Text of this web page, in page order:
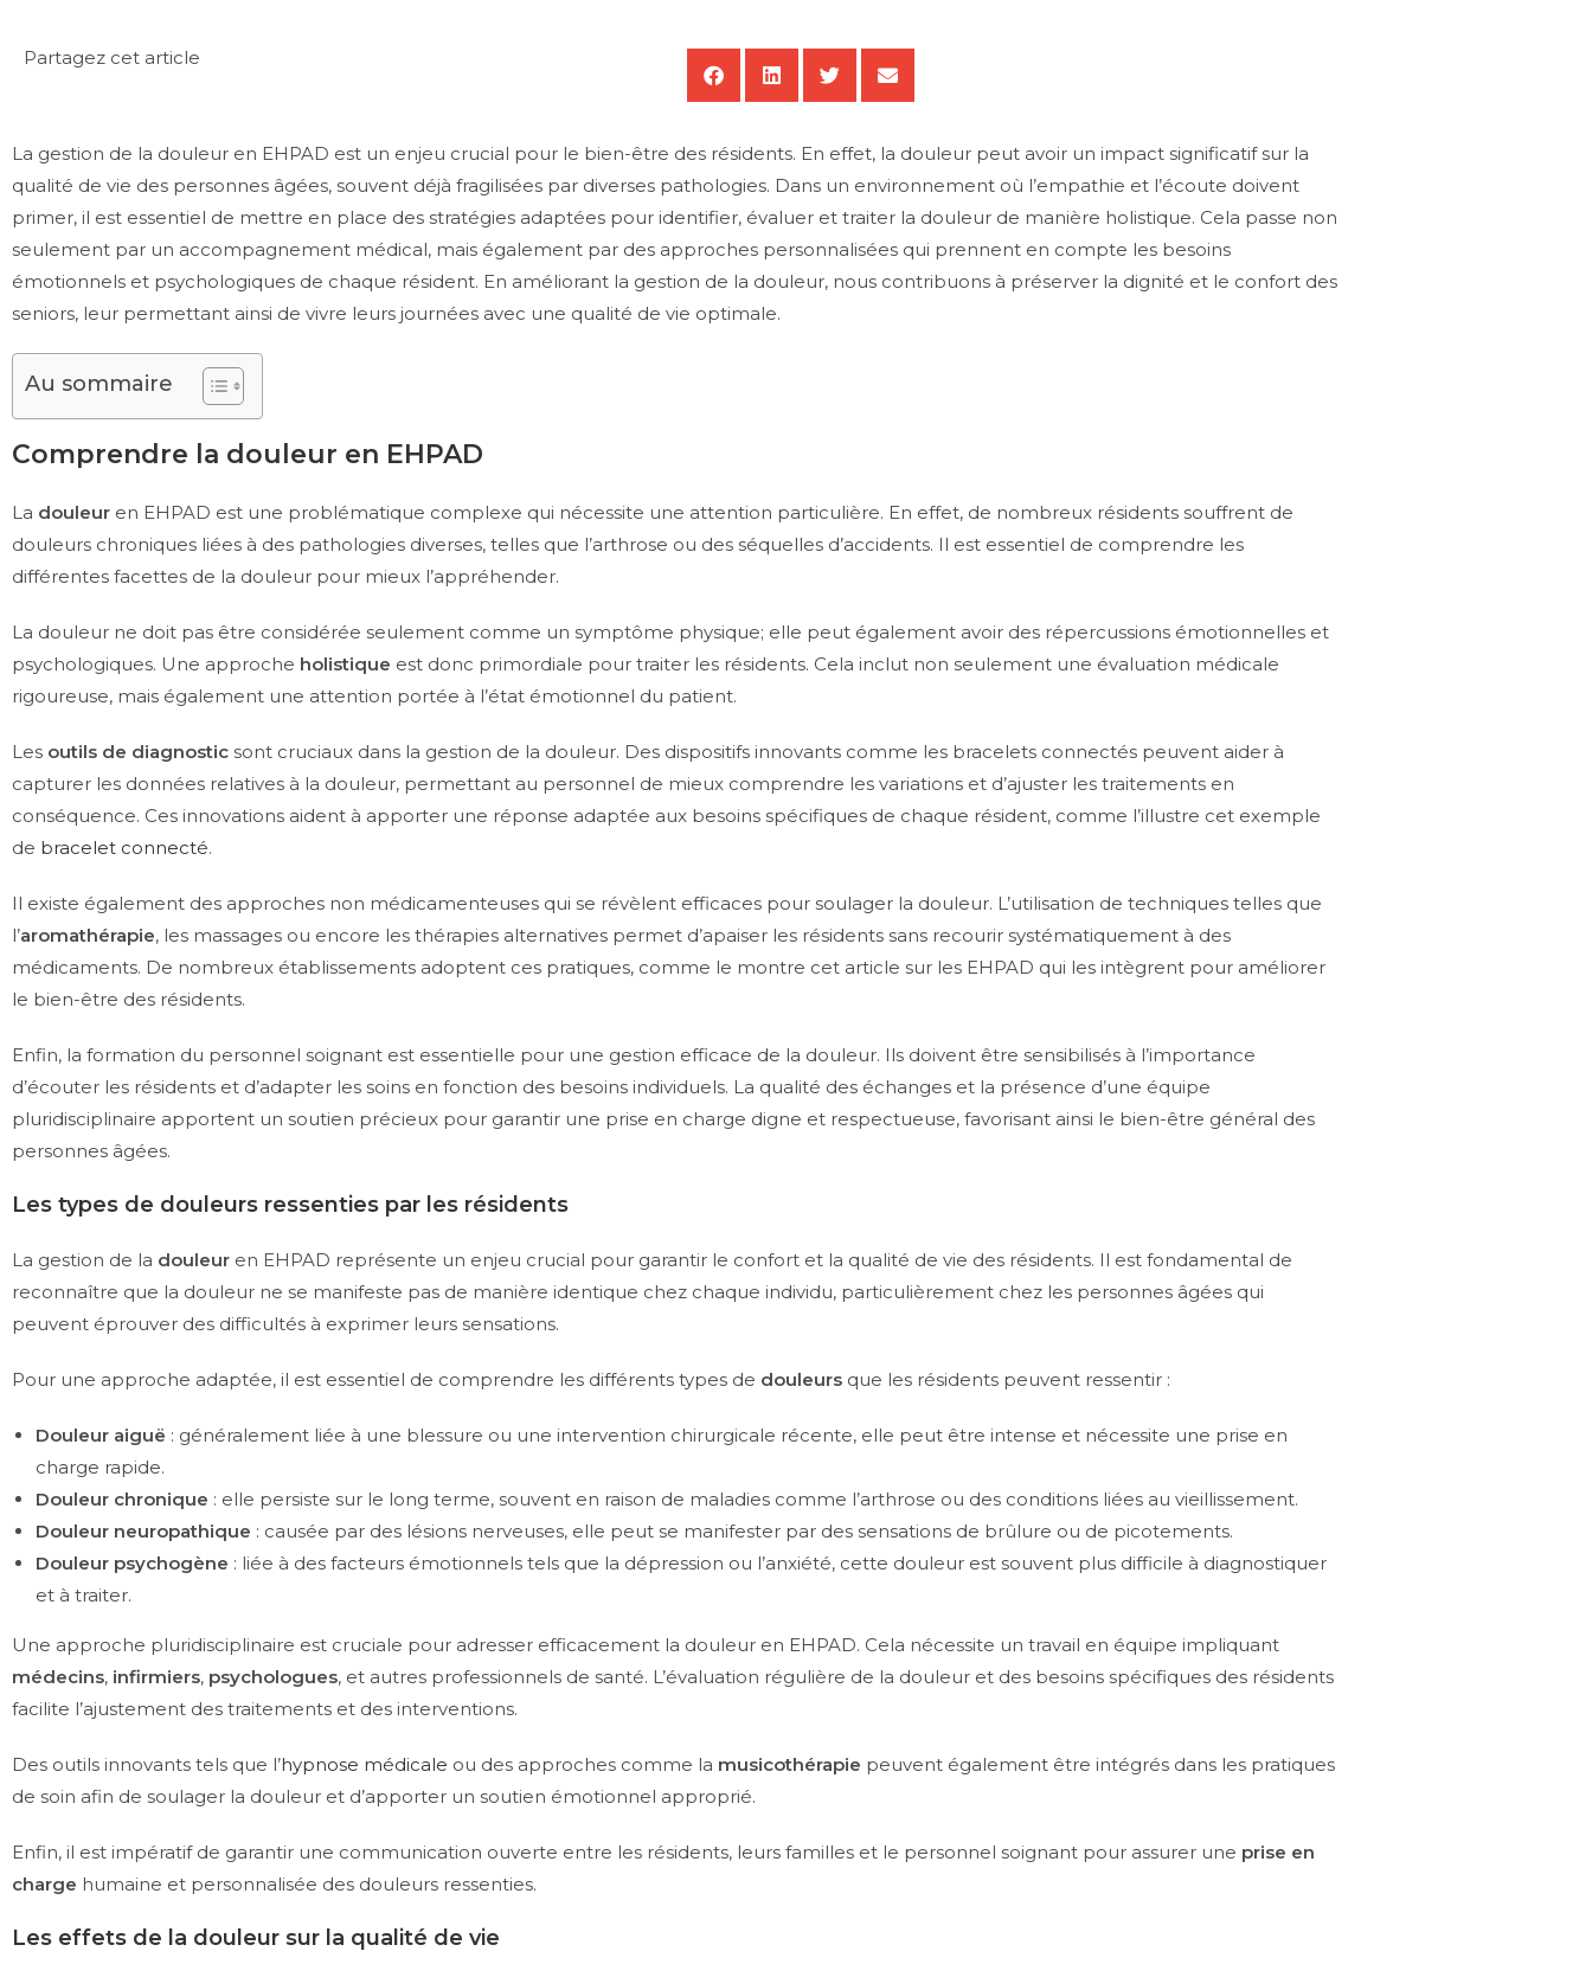
Partagez cet article
La gestion de la douleur en EHPAD est un enjeu crucial pour le bien-être des résidents. En effet, la douleur peut avoir un impact significatif sur la
qualité de vie des personnes âgées, souvent déjà fragilisées par diverses pathologies. Dans un environnement où l’empathie et l’écoute doivent
primer, il est essentiel de mettre en place des stratégies adaptées pour identifier, évaluer et traiter la douleur de manière holistique. Cela passe non
seulement par un accompagnement médical, mais également par des approches personnalisées qui prennent en compte les besoins
émotionnels et psychologiques de chaque résident. En améliorant la gestion de la douleur, nous contribuons à préserver la dignité et le confort des
seniors, leur permettant ainsi de vivre leurs journées avec une qualité de vie optimale.
Au sommaire
Comprendre la douleur en EHPAD
La douleur en EHPAD est une problématique complexe qui nécessite une attention particulière. En effet, de nombreux résidents souffrent de
douleurs chroniques liées à des pathologies diverses, telles que l’arthrose ou des séquelles d’accidents. Il est essentiel de comprendre les
différentes facettes de la douleur pour mieux l’appréhender.
La douleur ne doit pas être considérée seulement comme un symptôme physique; elle peut également avoir des répercussions émotionnelles et
psychologiques. Une approche holistique est donc primordiale pour traiter les résidents. Cela inclut non seulement une évaluation médicale
rigoureuse, mais également une attention portée à l’état émotionnel du patient.
Les outils de diagnostic sont cruciaux dans la gestion de la douleur. Des dispositifs innovants comme les bracelets connectés peuvent aider à
capturer les données relatives à la douleur, permettant au personnel de mieux comprendre les variations et d’ajuster les traitements en
conséquence. Ces innovations aident à apporter une réponse adaptée aux besoins spécifiques de chaque résident, comme l’illustre cet exemple
de bracelet connecté.
Il existe également des approches non médicamenteuses qui se révèlent efficaces pour soulager la douleur. L’utilisation de techniques telles que
l’aromathérapie, les massages ou encore les thérapies alternatives permet d’apaiser les résidents sans recourir systématiquement à des
médicaments. De nombreux établissements adoptent ces pratiques, comme le montre cet article sur les EHPAD qui les intègrent pour améliorer
le bien-être des résidents.
Enfin, la formation du personnel soignant est essentielle pour une gestion efficace de la douleur. Ils doivent être sensibilisés à l’importance
d’écouter les résidents et d’adapter les soins en fonction des besoins individuels. La qualité des échanges et la présence d’une équipe
pluridisciplinaire apportent un soutien précieux pour garantir une prise en charge digne et respectueuse, favorisant ainsi le bien-être général des
personnes âgées.
Les types de douleurs ressenties par les résidents
La gestion de la douleur en EHPAD représente un enjeu crucial pour garantir le confort et la qualité de vie des résidents. Il est fondamental de
reconnaître que la douleur ne se manifeste pas de manière identique chez chaque individu, particulièrement chez les personnes âgées qui
peuvent éprouver des difficultés à exprimer leurs sensations.
Pour une approche adaptée, il est essentiel de comprendre les différents types de douleurs que les résidents peuvent ressentir :
Douleur aiguë : généralement liée à une blessure ou une intervention chirurgicale récente, elle peut être intense et nécessite une prise en
charge rapide.
Douleur chronique : elle persiste sur le long terme, souvent en raison de maladies comme l’arthrose ou des conditions liées au vieillissement.
Douleur neuropathique : causée par des lésions nerveuses, elle peut se manifester par des sensations de brûlure ou de picotements.
Douleur psychogène : liée à des facteurs émotionnels tels que la dépression ou l’anxiété, cette douleur est souvent plus difficile à diagnostiquer
et à traiter.
Une approche pluridisciplinaire est cruciale pour adresser efficacement la douleur en EHPAD. Cela nécessite un travail en équipe impliquant
médecins, infirmiers, psychologues, et autres professionnels de santé. L’évaluation régulière de la douleur et des besoins spécifiques des résidents
facilite l’ajustement des traitements et des interventions.
Des outils innovants tels que l’hypnose médicale ou des approches comme la musicothérapie peuvent également être intégrés dans les pratiques
de soin afin de soulager la douleur et d’apporter un soutien émotionnel approprié.
Enfin, il est impératif de garantir une communication ouverte entre les résidents, leurs familles et le personnel soignant pour assurer une prise en
charge humaine et personnalisée des douleurs ressenties.
Les effets de la douleur sur la qualité de vie